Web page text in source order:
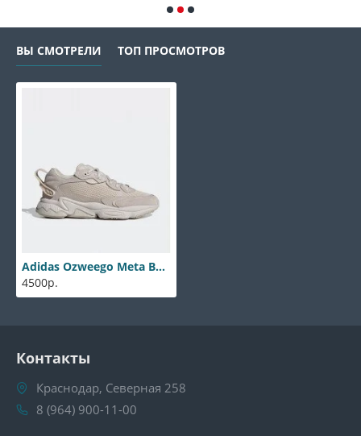
ВЫ СМОТРЕЛИ ТОП ПРОСМОТРОВ
Adidas Ozweego Meta Beige
4500р.
Контакты
Краснодар, Северная 258
8 (964) 900-11-00